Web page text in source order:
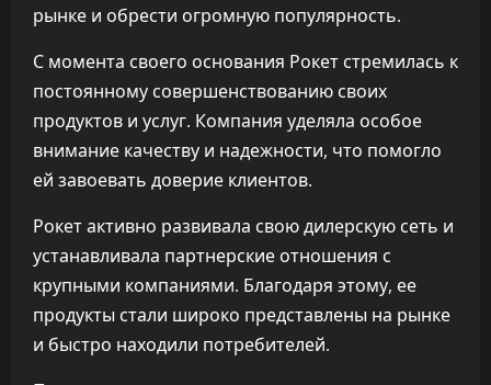
рынке и обрести огромную популярность.
С момента своего основания Рокет стремилась к
постоянному совершенствованию своих
продуктов и услуг. Компания уделяла особое
внимание качеству и надежности, что помогло
ей завоевать доверие клиентов.
Рокет активно развивала свою дилерскую сеть и
устанавливала партнерские отношения с
крупными компаниями. Благодаря этому, ее
продукты стали широко представлены на рынке
и быстро находили потребителей.